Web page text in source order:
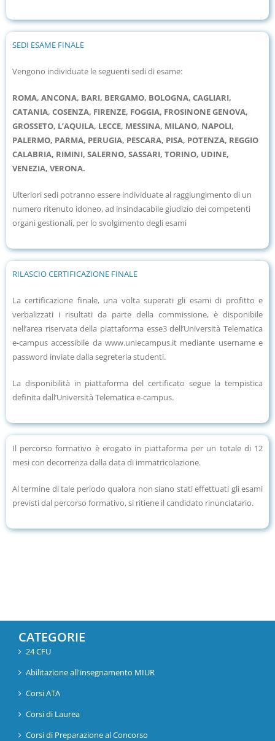
SEDI ESAME FINALE
Vengono individuate le seguenti sedi di esame:
ROMA, ANCONA, BARI, BERGAMO, BOLOGNA, CAGLIARI,
CATANIA, COSENZA, FIRENZE, FOGGIA, FROSINONE GENOVA,
GROSSETO, L’AQUILA, LECCE, MESSINA, MILANO, NAPOLI,
PALERMO, PARMA, PERUGIA, PESCARA, PISA, POTENZA, REGGIO
CALABRIA, RIMINI, SALERNO, SASSARI, TORINO, UDINE,
VENEZIA, VERONA.
Ulteriori sedi potranno essere individuate al raggiungimento di un
numero ritenuto idoneo, ad insindacabile giudizio dei competenti
organi gestionali, per lo svolgimento degli esami
RILASCIO CERTIFICAZIONE FINALE
La certificazione finale, una volta superati gli esami di profitto e
verbalizzati i risultati da parte della commissione, è disponibile
nell’area riservata della piattaforma esse3 dell’Università Telematica
e-campus accessibile da www.uniecampus.it mediante username e
password inviate dalla segreteria studenti.
La disponibilità in piattaforma del certificato segue la tempistica
definita dall’Università Telematica e-campus.
Il percorso formativo è erogato in piattaforma per un totale di 12
mesi con decorrenza dalla data di immatricolazione.
Al termine di tale periodo qualora non siano stati effettuati gli esami
previsti dal percorso formativo, si ritiene il candidato rinunciatario.
CATEGORIE
24 CFU
Abilitazione all'insegnamento MIUR
Corsi ATA
Corsi di Laurea
Corsi di Preparazione al Concorso